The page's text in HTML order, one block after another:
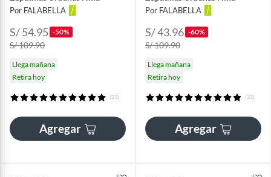
Por FALABELLA
S/ 54.95 -50%
S/ 109.90
Llega mañana
Retira hoy
(23)
Agregar
Por FALABELLA
S/ 43.96 -60%
S/ 109.90
Llega mañana
Retira hoy
(32)
Agregar